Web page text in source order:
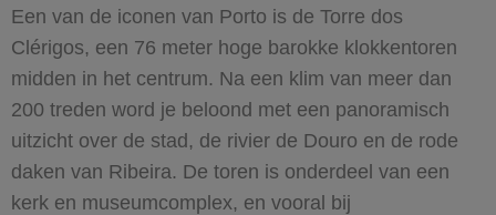
Een van de iconen van Porto is de Torre dos
Clérigos, een 76 meter hoge barokke klokkentoren
midden in het centrum. Na een klim van meer dan
200 treden word je beloond met een panoramisch
uitzicht over de stad, de rivier de Douro en de rode
daken van Ribeira. De toren is onderdeel van een
kerk en museumcomplex, en vooral bij